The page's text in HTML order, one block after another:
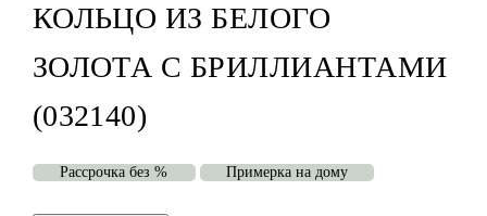
КОЛЬЦО ИЗ БЕЛОГО
ЗОЛОТА С БРИЛЛИАНТАМИ
(032140)
Рассрочка без % Примерка на дому